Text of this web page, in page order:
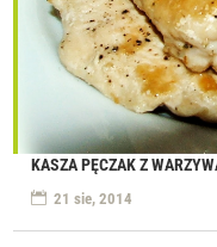
KASZA PĘCZAK Z
21 sie, 2014